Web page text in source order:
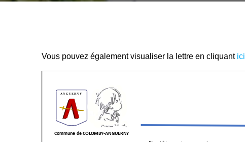
Vous pouvez également visualiser la lettre en cliquant ici